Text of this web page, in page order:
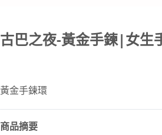
古巴之夜-黃金手鍊|女生
黃金手鍊環
商品摘要